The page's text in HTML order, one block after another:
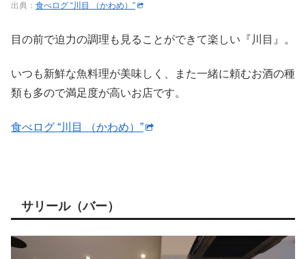
出典： 食べログ “川目 （かわめ）”
目の前で迫力の調理も見ることができて楽しい『川目』。
いつも新鮮な魚料理が美味しく、また一緒に頼むお酒の種
類も多ので満足度が高いお店です。
食べログ “川目 （かわめ）”
サリール（バー）